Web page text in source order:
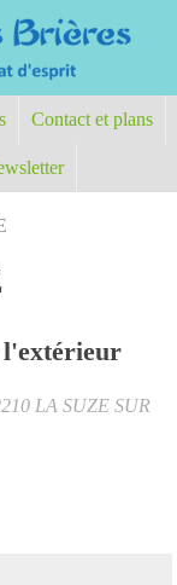
Contact et plans
l'extérieur
LA SUZE SUR